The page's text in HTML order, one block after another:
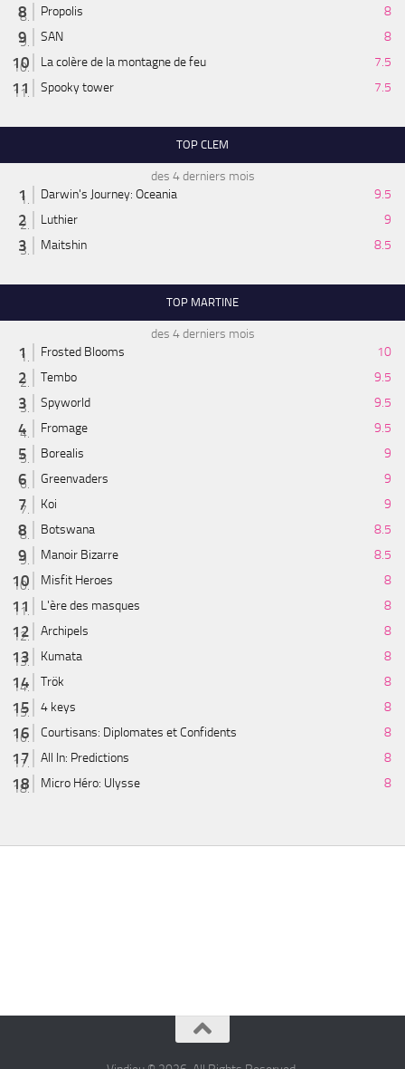
Propolis
8
SAN
8
La colère de la montagne de feu
7.5
Spooky tower
7.5
TOP CLEM
des 4 derniers mois
Darwin's Journey: Oceania
9.5
Luthier
9
Maitshin
8.5
TOP MARTINE
des 4 derniers mois
Frosted Blooms
10
Tembo
9.5
Spyworld
9.5
Fromage
9.5
Borealis
9
Greenvaders
9
Koi
9
Botswana
8.5
Manoir Bizarre
8.5
Misfit Heroes
8
L'ère des masques
8
Archipels
8
Kumata
8
Trök
8
4 keys
8
Courtisans: Diplomates et Confidents
8
All In: Predictions
8
Micro Héro: Ulysse
8